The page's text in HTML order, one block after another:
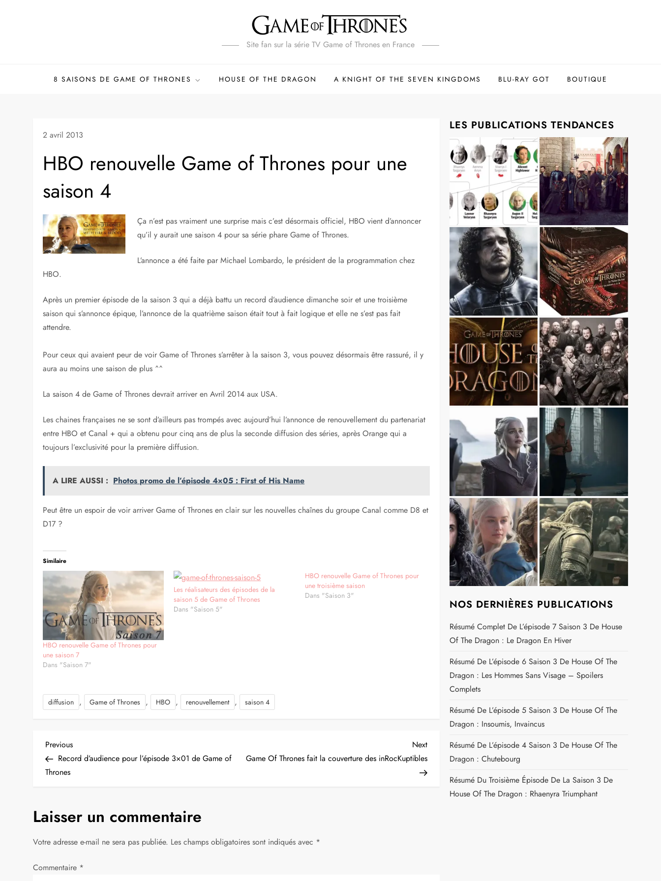
Site fan sur la série TV Game of Thrones en France
8 SAISONS DE GAME OF THRONES HOUSE OF THE DRAGON A KNIGHT OF THE SEVEN KINGDOMS BLU-RAY GOT BOUTIQUE
2 avril 2013
HBO renouvelle Game of Thrones pour une
saison 4
Ça n’est pas vraiment une surprise mais c’est désormais officiel, HBO vient d’annoncer
qu’il y aurait une saison 4 pour sa série phare Game of Thrones.
L’annonce a été faite par Michael Lombardo, le président de la programmation chez
HBO.
Après un premier épisode de la saison 3 qui a déjà battu un record d’audience dimanche soir et une troisième
saison qui s’annonce épique, l’annonce de la quatrième saison était tout à fait logique et elle ne s’est pas fait
attendre.
Pour ceux qui avaient peur de voir Game of Thrones s’arrêter à la saison 3, vous pouvez désormais être rassuré, il y
aura au moins une saison de plus ^^
La saison 4 de Game of Thrones devrait arriver en Avril 2014 aux USA.
Les chaines françaises ne se sont d’ailleurs pas trompés avec aujourd’hui l’annonce de renouvellement du partenariat
entre HBO et Canal + qui a obtenu pour cinq ans de plus la seconde diffusion des séries, après Orange qui a
toujours l’exclusivité pour la première diffusion.
A LIRE AUSSI : Photos promo de l’épisode 4×05 : First of His Name
Peut être un espoir de voir arriver Game of Thrones en clair sur les nouvelles chaînes du groupe Canal comme D8 et
D17 ?
Similaire
HBO renouvelle Game of Thrones pour
une saison 7
Dans "Saison 7"
Les réalisateurs des épisodes de la
saison 5 de Game of Thrones
Dans "Saison 5"
HBO renouvelle Game of Thrones pour
une troisième saison
Dans "Saison 3"
diffusion , Game of Thrones , HBO , renouvellement , saison 4
N
a
i
g
a
Previous
Post
Previous
Record d’audience pour l’épisode 3×01 de Game of
Thrones
Next
Post
Next
Game Of Thrones fait la couverture des inRocKuptibles
Laisser un commentaire
Votre adresse e-mail ne sera pas publiée. Les champs obligatoires sont indiqués avec *
Commentaire *
LES PUBLICATIONS TENDANCES
NOS DERNIÈRES PUBLICATIONS
Résumé Complet De L’épisode 7 Saison 3 De House
Of The Dragon : Le Dragon En Hiver
Résumé De L’épisode 6 Saison 3 De House Of The
Dragon : Les Hommes Sans Visage – Spoilers
Complets
Résumé De L’épisode 5 Saison 3 De House Of The
Dragon : Insoumis, Invaincus
Résumé De L’épisode 4 Saison 3 De House Of The
Dragon : Chutebourg
Résumé Du Troisième Épisode De La Saison 3 De
House Of The Dragon : Rhaenyra Triumphant